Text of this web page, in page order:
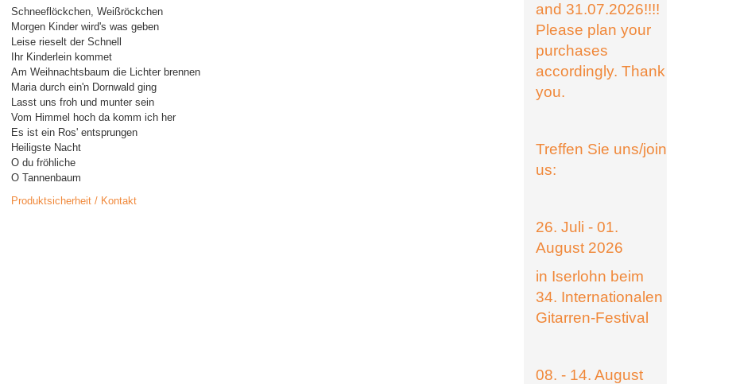
Schneeflöckchen, Weißröckchen
Morgen Kinder wird's was geben
Leise rieselt der Schnell
Ihr Kinderlein kommet
Am Weihnachtsbaum die Lichter brennen
Maria durch ein'n Dornwald ging
Lasst uns froh und munter sein
Vom Himmel hoch da komm ich her
Es ist ein Ros' entsprungen
Heiligste Nacht
O du fröhliche
O Tannenbaum
Produktsicherheit / Kontakt
and 31.07.2026!!!!
Please plan your
purchases
accordingly. Thank
you.
Treffen Sie uns/join
us:
26. Juli - 01.
August 2026
in Iserlohn beim
34. Internationalen
Gitarren-Festival
08. - 14. August